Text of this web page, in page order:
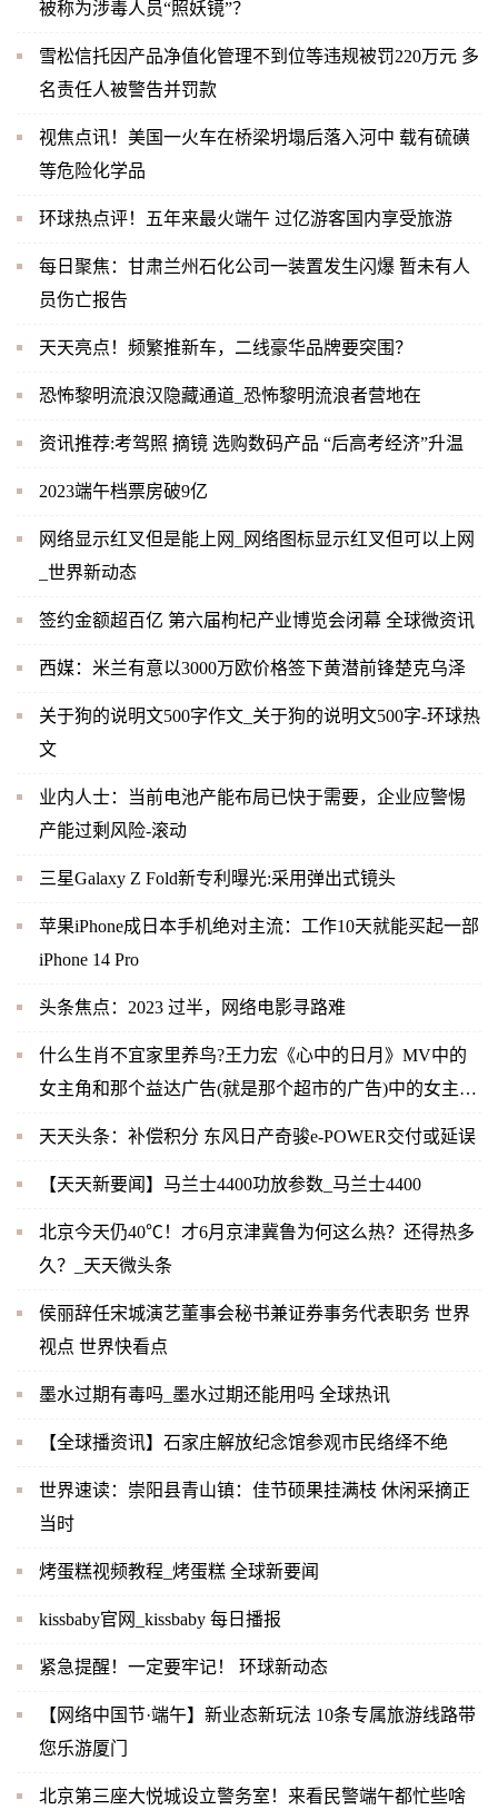
被称为涉毒人员“照妖镜”？
雪松信托因产品净值化管理不到位等违规被罚220万元 多
名责任人被警告并罚款
视焦点讯！美国一火车在桥梁坍塌后落入河中 载有硫磺
等危险化学品
环球热点评！五年来最火端午 过亿游客国内享受旅游
每日聚焦：甘肃兰州石化公司一装置发生闪爆 暂未有人
员伤亡报告
天天亮点！频繁推新车，二线豪华品牌要突围？
恐怖黎明流浪汉隐藏通道_恐怖黎明流浪者营地在
资讯推荐:考驾照 摘镜 选购数码产品 “后高考经济”升温
2023端午档票房破9亿
网络显示红叉但是能上网_网络图标显示红叉但可以上网
_世界新动态
签约金额超百亿 第六届枸杞产业博览会闭幕 全球微资讯
西媒：米兰有意以3000万欧价格签下黄潜前锋楚克乌泽
关于狗的说明文500字作文_关于狗的说明文500字-环球热
文
业内人士：当前电池产能布局已快于需要，企业应警惕
产能过剩风险-滚动
三星Galaxy Z Fold新专利曝光:采用弹出式镜头
苹果iPhone成日本手机绝对主流：工作10天就能买起一部
iPhone 14 Pro
头条焦点：2023 过半，网络电影寻路难
什么生肖不宜家里养鸟?王力宏《心中的日月》MV中的
女主角和那个益达广告(就是那个超市的广告)中的女主角
天天头条：补偿积分 东风日产奇骏e-POWER交付或延误
【天天新要闻】马兰士4400功放参数_马兰士4400
北京今天仍40℃！才6月京津冀鲁为何这么热？还得热多
久？_天天微头条
侯丽辞任宋城演艺董事会秘书兼证券事务代表职务 世界
视点 世界快看点
墨水过期有毒吗_墨水过期还能用吗 全球热讯
【全球播资讯】石家庄解放纪念馆参观市民络绎不绝
世界速读：崇阳县青山镇：佳节硕果挂满枝 休闲采摘正
当时
烤蛋糕视频教程_烤蛋糕 全球新要闻
kissbaby官网_kissbaby 每日播报
紧急提醒！一定要牢记！ 环球新动态
【网络中国节·端午】新业态新玩法 10条专属旅游线路带
您乐游厦门
北京第三座大悦城设立警务室！来看民警端午都忙些啥